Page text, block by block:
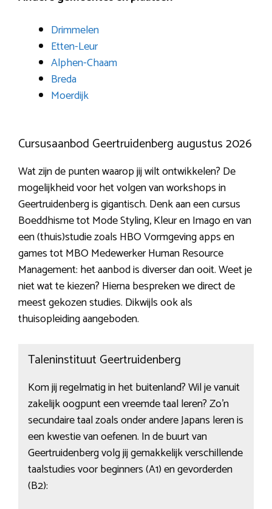
Drimmelen
Etten-Leur
Alphen-Chaam
Breda
Moerdijk
Cursusaanbod Geertruidenberg augustus 2026
Wat zijn de punten waarop jij wilt ontwikkelen? De
mogelijkheid voor het volgen van workshops in
Geertruidenberg is gigantisch. Denk aan een cursus
Boeddhisme tot Mode Styling, Kleur en Imago en van
een (thuis)studie zoals HBO Vormgeving apps en
games tot MBO Medewerker Human Resource
Management: het aanbod is diverser dan ooit. Weet je
niet wat te kiezen? Hierna bespreken we direct de
meest gekozen studies. Dikwijls ook als
thuisopleiding aangeboden.
Taleninstituut Geertruidenberg
Kom jij regelmatig in het buitenland? Wil je vanuit
zakelijk oogpunt een vreemde taal leren? Zo’n
secundaire taal zoals onder andere Japans leren is
een kwestie van oefenen. In de buurt van
Geertruidenberg volg jij gemakkelijk verschillende
taalstudies voor beginners (A1) en gevorderden
(B2):